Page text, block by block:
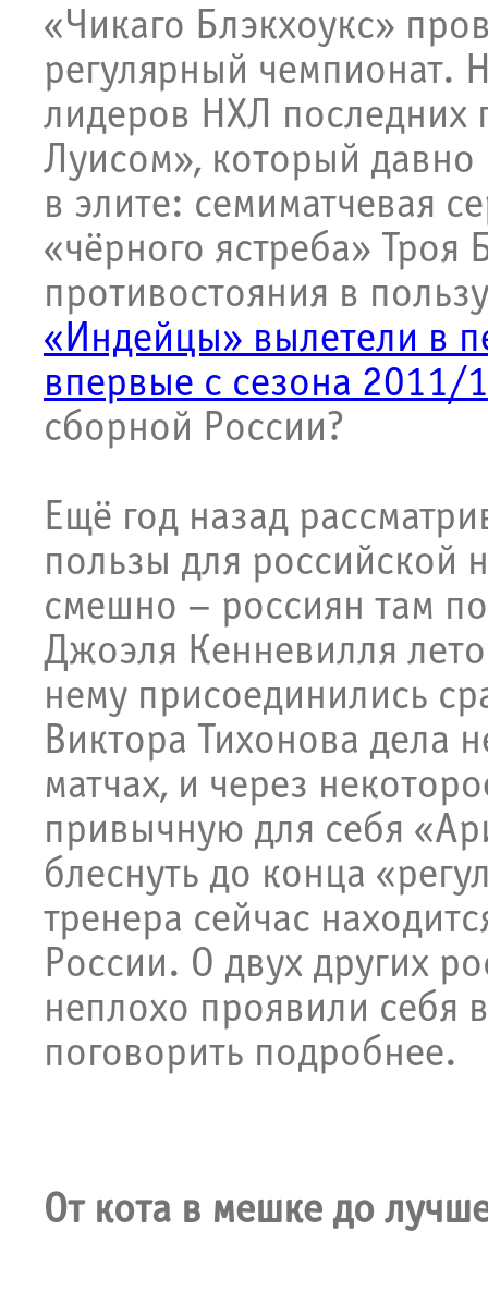
«Чикаго Блэкхоукс»
регулярный
лидеров НХЛ последних
Луисом», который давно
в элите: семиматчевая
«чёрного ястреба» Троя
противостояния в
«Индейцы» вылетели в
впервые с сезона 2011/
сборной России?
Ещё год назад
пользы для российской
смешно – россиян там
Джоэля Кенневилля
нему присоединились
Виктора Тихонова дела
матчах, и через
привычную для себя
блеснуть до конца
тренера сейчас
России. О двух других
неплохо проявили себя
поговорить подробнее.
От кота в мешке до